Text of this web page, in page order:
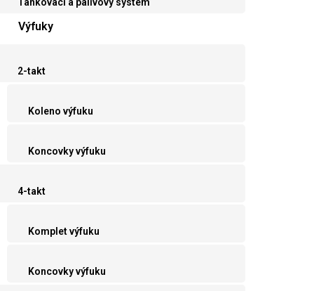
Výfuky
2-takt
Koleno výfuku
Koncovky výfuku
4-takt
Komplet výfuku
Koncovky výfuku